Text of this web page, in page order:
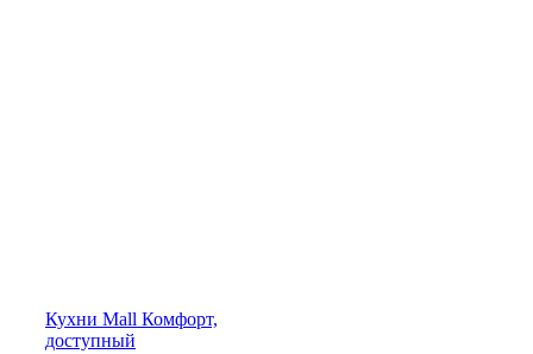
Кухни Mall Комфорт,
доступный